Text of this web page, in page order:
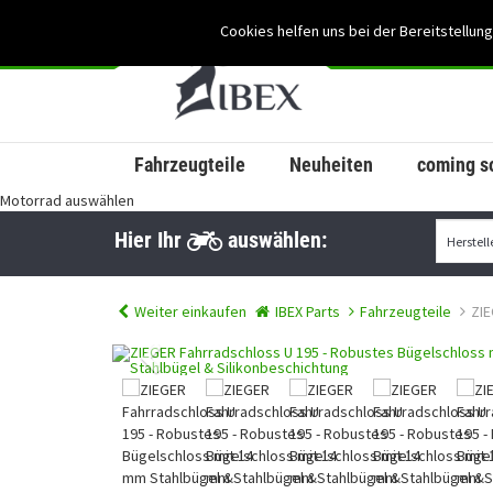
Cookies helfen uns bei der
Fahrzeugteile Neuheiten coming
Motorrad auswählen
Hier Ihr auswählen:
Weiter einkaufen IBEX Parts Fahrzeugteile